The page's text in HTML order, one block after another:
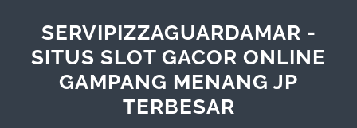
SERVIPIZZAGUARDAMAR -
SITUS SLOT GACOR ONLINE
GAMPANG MENANG JP
TERBESAR